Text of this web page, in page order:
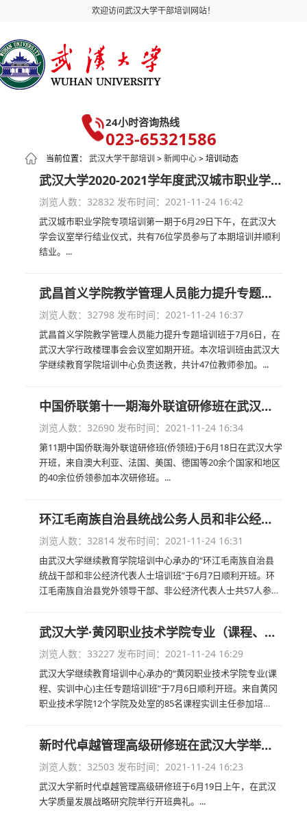
欢迎访问武汉大学干部培训网站！
24小时咨询热线
023-65321586
当前位置： 武汉大学干部培训 >新闻中心> 培训动态
武汉大学2020-2021学年度武汉城市职业学院专项培训顺利结业
浏览人数：32832 发布时间：2021-11-24 16:42
武汉城市职业学院专项培训第一期于6月29日下午，在武汉大
学会议室举行结业仪式，共有76位学员参与了本期培训并顺利
结业。...
武昌首义学院教学管理人员能力提升专题培训班在武汉大学顺利开班
浏览人数：32798 发布时间：2021-11-24 16:37
武昌首义学院教学管理人员能力提升专题培训班于7月6日，在
武汉大学行政楼理事会会议室如期开班。本次培训班由武汉大
学继续教育学院培训中心负责送教，共计47位教师参加。...
中国侨联第十一期海外联谊研修班在武汉大学开课
浏览人数：32690 发布时间：2021-11-24 16:34
第11期中国侨联海外联谊研修班(侨领班)于6月18日在武汉大学
开班，来自澳大利亚、法国、美国、德国等20余个国家和地区
的40余位侨领参加本次研修班。...
环江毛南族自治县统战公务人员和非公经济代表人士培训班在武汉大学开班
浏览人数：32814 发布时间：2021-11-24 16:31
由武汉大学继续教育学院培训中心承办的“环江毛南族自治县
统战干部和非公经济代表人士培训班”于6月7日顺利开班。环
江毛南族自治县党外领导干部、非公经济代表人士共57人参加
武汉大学·黄冈职业技术学院专业（课程、实训中心）主任专题培训班顺利开班
浏览人数：33227 发布时间：2021-11-24 16:29
武汉大学继续教育培训中心承办的“黄冈职业技术学院专业(课
程、实训中心)主任专题培训班”于7月6日顺利开班。来自黄冈
职业技术学院12个学院及处室的85名课程实训主任参加培
新时代卓越管理高级研修班在武汉大学举行开班典礼
浏览人数：32503 发布时间：2021-11-24 16:23
武汉大学新时代卓越管理高级研修班于6月19日上午，在武汉
大学质量发展战略研究院举行开班典礼。...